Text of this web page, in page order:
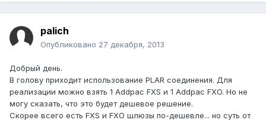
palich
Опубликовано 27 декабря, 2013
Добрый день.
В голову приходит использование PLAR соединения. Для
реализации можно взять 1 Addpac FXS и 1 Addpac FXO. Но не
могу сказать, что это будет дешевое решение.
Скорее всего есть FXS и FXO шлюзы по-дешевле... но суть от